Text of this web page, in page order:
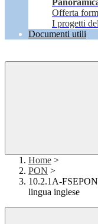
Offerta
I progetti
Documenti utili
Home >
PON >
10.2.1A-
lingua inglese